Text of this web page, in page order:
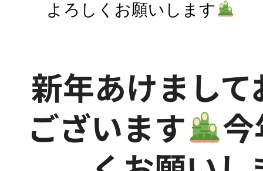
よろしくお願いします
新年あけまし
ございます
魅力・取り
事業所紹介
活動のご報